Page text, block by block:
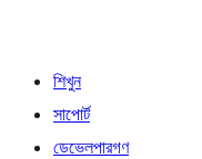
শিখুন
সাপোর্ট
ডেভেলপারগণ